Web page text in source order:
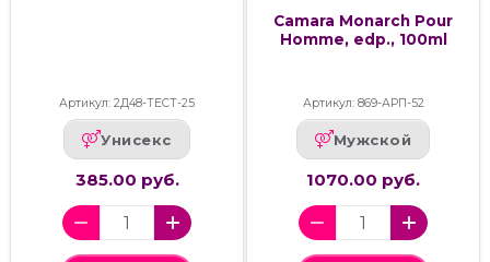
Артикул: 2Д48-ТЕСТ-25
Унисекс
385.00 руб.
Camara Monarch Pour
Homme, edp., 100ml
Артикул: 869-АРП-52
Мужской
1070.00 руб.